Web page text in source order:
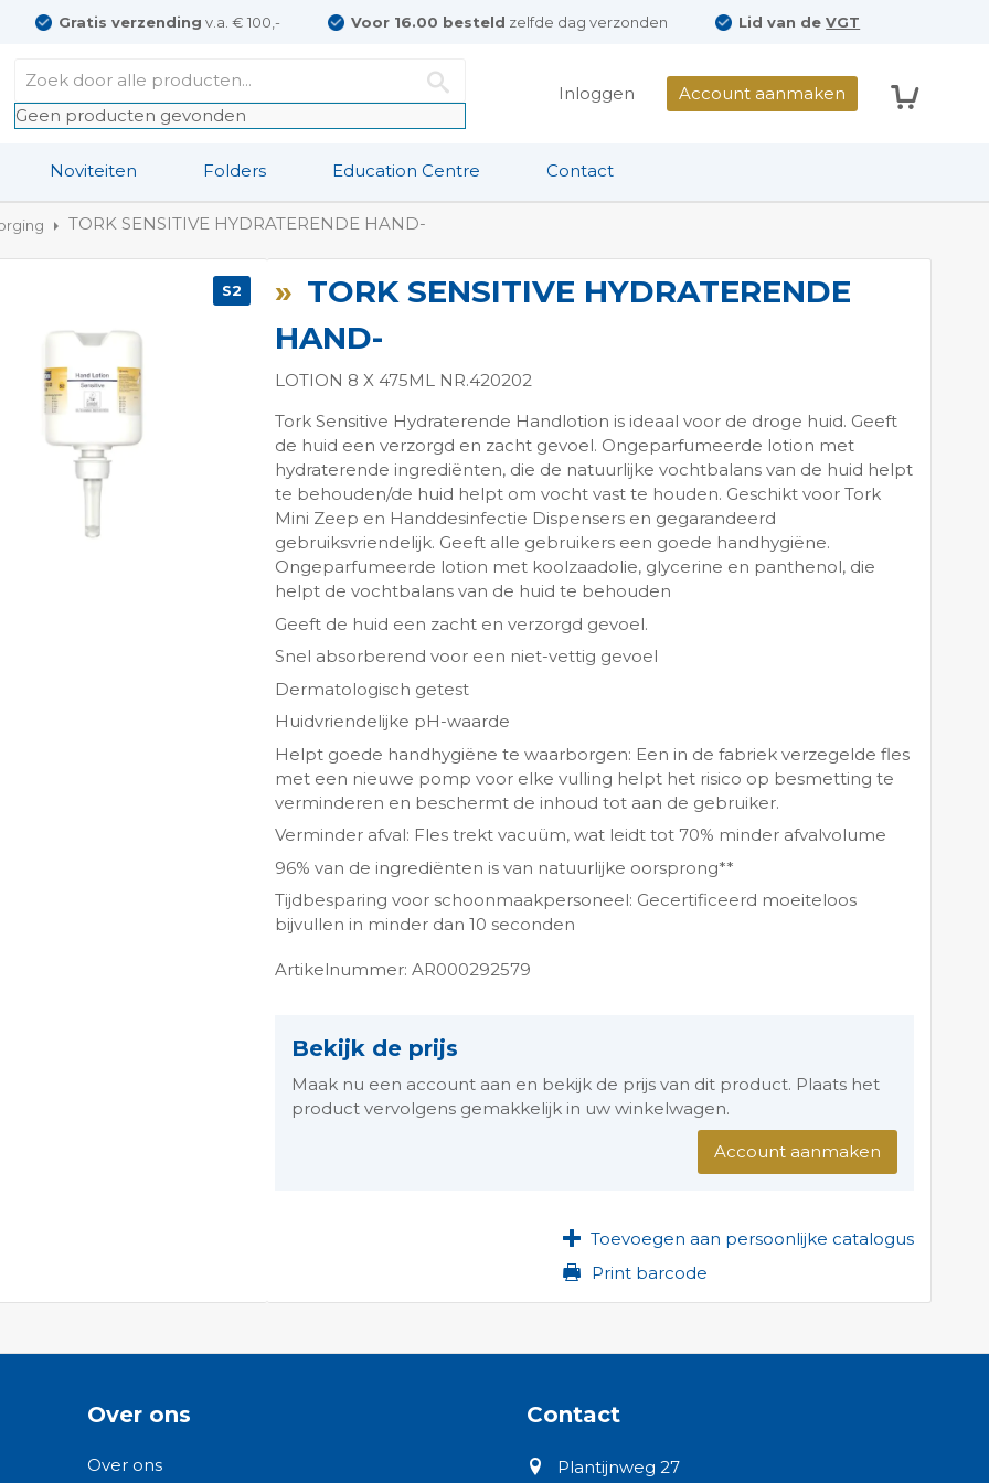
Gratis verzending v.a. € 100,- Voor 16.00 besteld zelfde dag verzonden Lid van deVGT
Geen producten gevonden
Inloggen Account aanmaken
Noviteiten Folders Education Centre Contact
TORK SENSITIVE HYDRATERENDE HAND-
TORK SENSITIVE HYDRATERENDE
HAND-
LOTION 8 X 475ML NR.420202
Tork Sensitive Hydraterende Handlotion is ideaal voor de droge huid. Geeft
de huid een verzorgd en zacht gevoel. Ongeparfumeerde lotion met
hydraterende ingrediënten, die de natuurlijke vochtbalans van de huid helpt
te behouden/de huid helpt om vocht vast te houden. Geschikt voor Tork
Mini Zeep en Handdesinfectie Dispensers en gegarandeerd
gebruiksvriendelijk. Geeft alle gebruikers een goede handhygiëne.
Ongeparfumeerde lotion met koolzaadolie, glycerine en panthenol, die
helpt de vochtbalans van de huid te behouden
Geeft de huid een zacht en verzorgd gevoel.
Snel absorberend voor een niet-vettig gevoel
Dermatologisch getest
Huidvriendelijke pH-waarde
Helpt goede handhygiëne te waarborgen: Een in de fabriek verzegelde fles
met een nieuwe pomp voor elke vulling helpt het risico op besmetting te
verminderen en beschermt de inhoud tot aan de gebruiker.
Verminder afval: Fles trekt vacuüm, wat leidt tot 70% minder afvalvolume
96% van de ingrediënten is van natuurlijke oorsprong**
Tijdbesparing voor schoonmaakpersoneel: Gecertificeerd moeiteloos
bijvullen in minder dan 10 seconden
Artikelnummer: AR000292579
Bekijk de prijs
Maak nu een account aan en bekijk de prijs van dit product. Plaats het
product vervolgens gemakkelijk in uw winkelwagen.
Account aanmaken
Toevoegen aan persoonlijke catalogus
Print barcode
S2
Over ons
Over ons
Contact
Plantijnweg 27